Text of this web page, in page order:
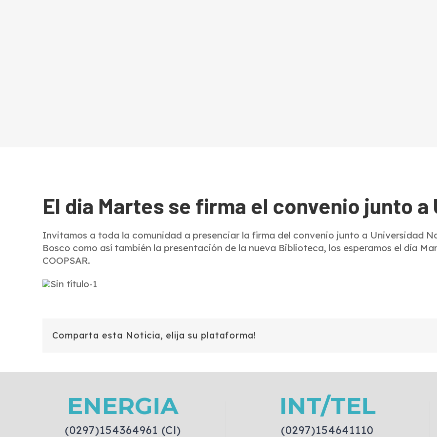
El dia Martes se firma el convenio junto a
Invitamos a toda la comunidad a presenciar la firma del convenio junto a Universidad
Bosco como así también la presentación de la nueva Biblioteca, los esperamos el día
COOPSAR.
Comparta esta Noticia, elija su plataforma!
ENERGIA
(0297)154364961 (Cl)
INT/TEL
(0297)154641110